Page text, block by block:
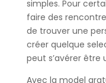
simples. Pour
faire des
de trouver une
créer quelque
peut s’avérer
Avec la model